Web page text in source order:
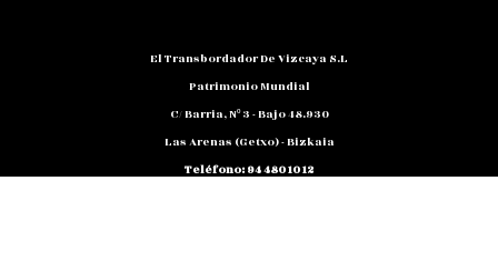
El Transbordador De Vizcaya S.L
Patrimonio Mundial
C/ Barria, Nº 3 - Bajo 48.930
Las Arenas (Getxo) - Bizkaia
Teléfono: 94 480 10 12